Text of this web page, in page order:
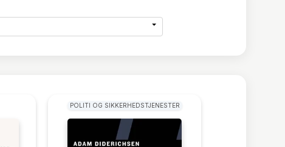
POLITI OG SIKKERHEDSTJENESTER